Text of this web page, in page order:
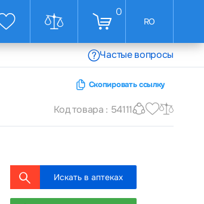
0
RO
Частые вопросы
Скопировать ссылку
Код товара : 54111
Искать в аптеках